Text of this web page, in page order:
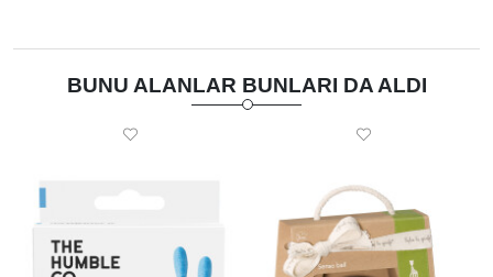
BUNU ALANLAR BUNLARI DA ALDI